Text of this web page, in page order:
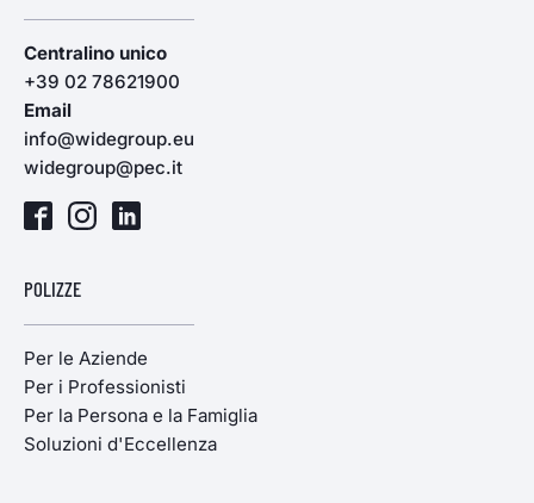
Centralino unico
+39 02 78621900
Email
info@widegroup.eu
widegroup@pec.it
POLIZZE
Per le Aziende
Per i Professionisti
Per la Persona e la Famiglia
Soluzioni d'Eccellenza